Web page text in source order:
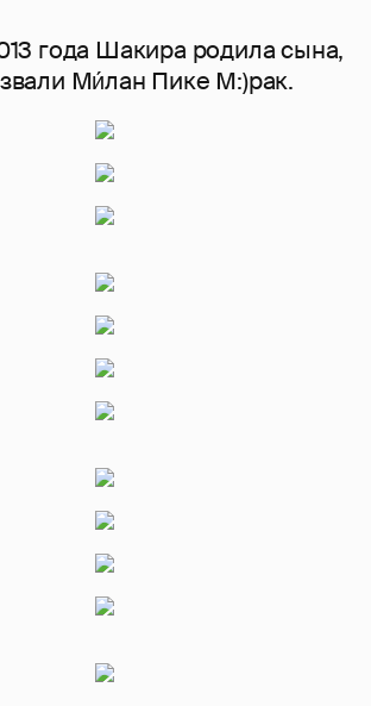
года Шакира родила сына,
Ми́лан Пике М:)рак.